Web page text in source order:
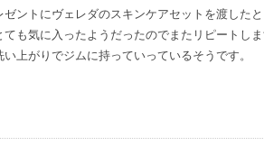
ゼントにヴェレダのスキンケアセットを渡した
ても気に入ったようだったのでまたリピートし
い上がりでジムに持っていっているそうです。